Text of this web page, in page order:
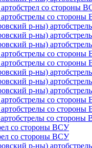
со стороны
со
р-ны)
р-ны)
р-ны)
со
со
р-ны)
р-ны)
р-ны)
со
со
со стороны
со стороны ВСУ
со стороны ВСУ
р-ны)